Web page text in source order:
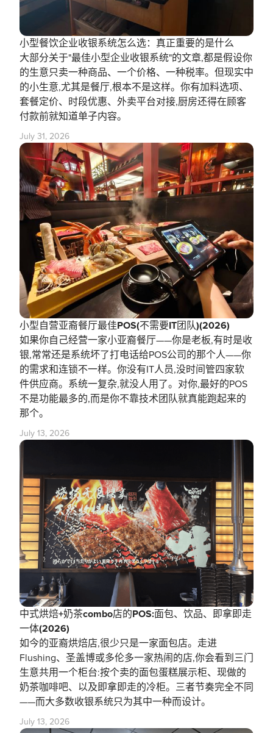
小型餐饮企业收银系统怎么选：真正重要的是什么
大部分关于"最佳小型企业收银系统"的文章,都是假设你
的生意只卖一种商品、一个价格、一种税率。但现实中
的小生意,尤其是餐厅,根本不是这样。你有加料选项、
套餐定价、时段优惠、外卖平台对接,厨房还得在顾客
付款前就知道单子内容。
July 31, 2026
小型自营亚裔餐厅最佳POS(不需要IT团队)(2026)
如果你自己经营一家小亚裔餐厅——你是老板,有时是收
银,常常还是系统坏了打电话给POS公司的那个人——你
的需求和连锁不一样。你没有IT人员,没时间管四家软
件供应商。系统一复杂,就没人用了。对你,最好的POS
不是功能最多的,而是你不靠技术团队就真能跑起来的
那个。
July 13, 2026
中式烘焙+奶茶combo店的POS:面包、饮品、即拿即走
一体(2026)
如今的亚裔烘焙店,很少只是一家面包店。走进
Flushing、圣盖博或多伦多一家热闹的店,你会看到三门
生意共用一个柜台:按个卖的面包蛋糕展示柜、现做的
奶茶咖啡吧、以及即拿即走的冷柜。三者节奏完全不同
——而大多数收银系统只为其中一种而设计。
July 13, 2026